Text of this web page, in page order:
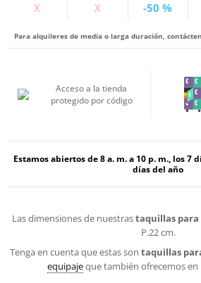
X X -50 %
Para alquileres de media o larga duración,
Acceso a la tienda
protegido por código
Estamos abiertos de 8 a. m. a 10 p. m., los 7
días del año
Las dimensiones de nuestrastaquillas para
P.22 cm.
Tenga en cuenta que estas son taquillas
equipajeque también ofrecemos en